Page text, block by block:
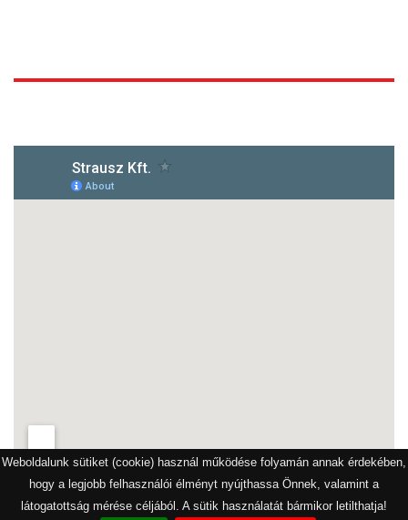
Weboldalunk sütiket (cookie) használ működése folyamán annak érdekében,
hogy a legjobb felhasználói élményt nyújthassa Önnek, valamint a
látogatottság mérése céljából. A sütik használatát bármikor letilthatja!